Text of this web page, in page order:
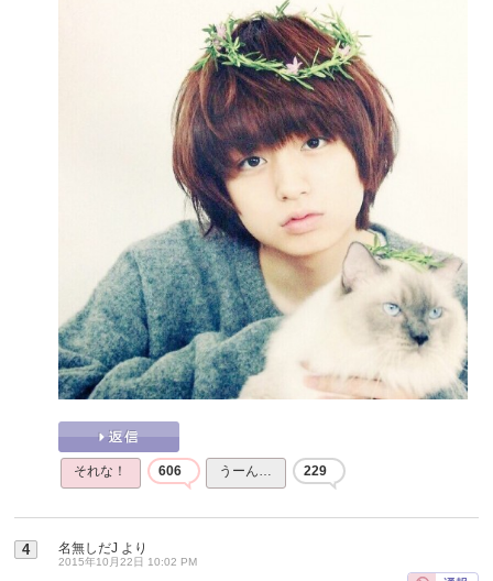
それな！ 606 うーん… 229
4 名無しだJ より
2015年10月22日 10:02 PM